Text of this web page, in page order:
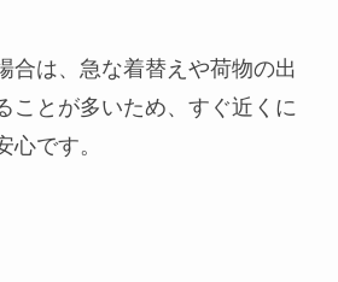
合は、急な着替えや荷物の出
ことが多いため、すぐ近くに
心です。